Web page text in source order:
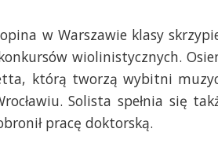
w Warszawie klasy
wiolinistycznych.
którą tworzą wybitni
Solista spełnia się
pracę doktorską.